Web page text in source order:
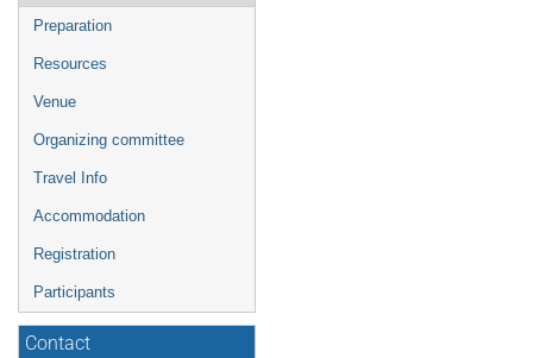
Preparation
Resources
Venue
Organizing committee
Travel Info
Accommodation
Registration
Participants
Contact